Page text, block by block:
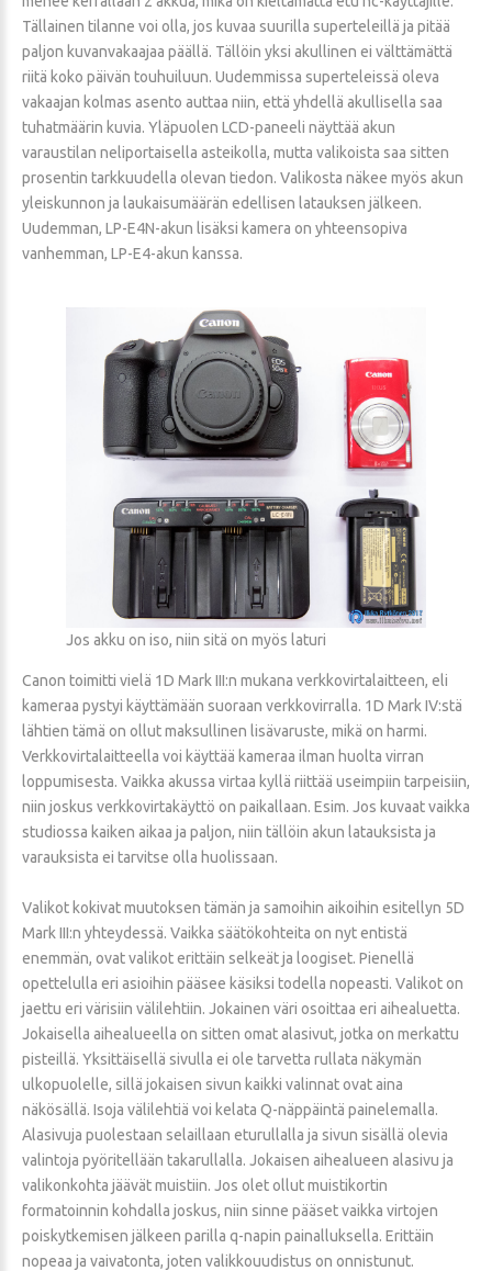
Tällainen tilanne voi olla, jos kuvaa suurilla superteleillä ja pitää
paljon kuvanvakaajaa päällä. Tällöin yksi akullinen ei välttämättä
riitä koko päivän touhuiluun. Uudemmissa superteleissä oleva
vakaajan kolmas asento auttaa niin, että yhdellä akullisella saa
tuhatmäärin kuvia. Yläpuolen LCD-paneeli näyttää akun
varaustilan neliportaisella asteikolla, mutta valikoista saa sitten
prosentin tarkkuudella olevan tiedon. Valikosta näkee myös akun
yleiskunnon ja laukaisumäärän edellisen latauksen jälkeen.
Uudemman, LP-E4N-akun lisäksi kamera on yhteensopiva
vanhemman, LP-E4-akun kanssa.
Jos akku on iso, niin sitä on myös laturi
Canon toimitti vielä 1D Mark III:n mukana verkkovirtalaitteen, eli
kameraa pystyi käyttämään suoraan verkkovirralla. 1D Mark IV:stä
lähtien tämä on ollut maksullinen lisävaruste, mikä on harmi.
Verkkovirtalaitteella voi käyttää kameraa ilman huolta virran
loppumisesta. Vaikka akussa virtaa kyllä riittää useimpiin tarpeisiin,
niin joskus verkkovirtakäyttö on paikallaan. Esim. Jos kuvaat vaikka
studiossa kaiken aikaa ja paljon, niin tällöin akun latauksista ja
varauksista ei tarvitse olla huolissaan.
Valikot kokivat muutoksen tämän ja samoihin aikoihin esitellyn 5D
Mark III:n yhteydessä. Vaikka säätökohteita on nyt entistä
enemmän, ovat valikot erittäin selkeät ja loogiset. Pienellä
opettelulla eri asioihin pääsee käsiksi todella nopeasti. Valikot on
jaettu eri värisiin välilehtiin. Jokainen väri osoittaa eri aihealuetta.
Jokaisella aihealueella on sitten omat alasivut, jotka on merkattu
pisteillä. Yksittäisellä sivulla ei ole tarvetta rullata näkymän
ulkopuolelle, sillä jokaisen sivun kaikki valinnat ovat aina
näkösällä. Isoja välilehtiä voi kelata Q-näppäintä painelemalla.
Alasivuja puolestaan selaillaan eturullalla ja sivun sisällä olevia
valintoja pyöritellään takarullalla. Jokaisen aihealueen alasivu ja
valikonkohta jäävät muistiin. Jos olet ollut muistikortin
formatoinnin kohdalla joskus, niin sinne pääset vaikka virtojen
poiskytkemisen jälkeen parilla q-napin painalluksella. Erittäin
nopeaa ja vaivatonta, joten valikkouudistus on onnistunut.